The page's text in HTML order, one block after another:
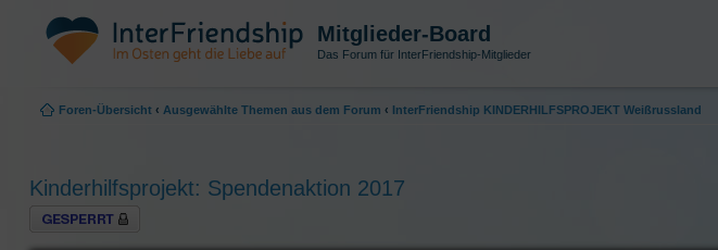
Mitglieder-Board
Das Forum für InterFriendship-Mitglieder
Foren-Übersicht ‹ Ausgewählte Themen aus dem Forum ‹ InterFriendship KINDERHILFSPROJEKT Weißrussland
Kinderhilfsprojekt: Spendenaktion 2017
Thema gesperrt